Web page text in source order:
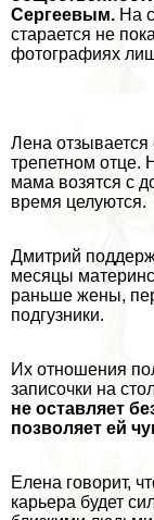
Сергеевым. На
старается не
фотографиях
Лена
трепетном отце.
мама возятся с
время целуются.
Дмитрий
месяцы
раньше жены,
подгузники.
Их отношения
записочки на
не оставляет
позволяет ей
Елена говорит,
карьера будет